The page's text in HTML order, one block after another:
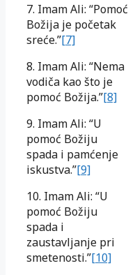
7. Imam Ali: “Pomoć
Božija je početak
sreće.”[7]
8. Imam Ali: “Nema
vodiča kao što je
pomoć Božija.”[8]
9. Imam Ali: “U
pomoć Božiju
spada i pamćenje
iskustva.”[9]
10. Imam Ali: “U
pomoć Božiju
spada i
zaustavljanje pri
smetenosti.”[10]